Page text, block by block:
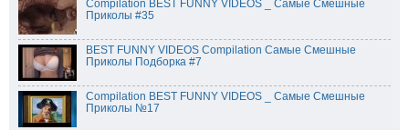
Compilation BEST FUNNY VIDEOS _ Самые Смешные
Приколы #35
BEST FUNNY VIDEOS Compilation Самые Смешные
Приколы Подборка #7
Compilation BEST FUNNY VIDEOS _ Самые Смешные
Приколы №17